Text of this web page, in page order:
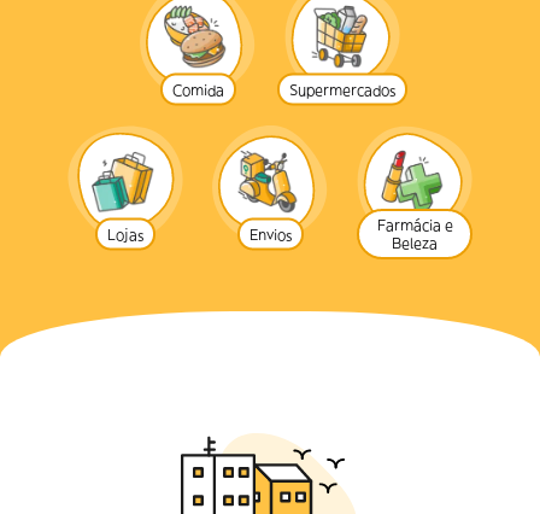
Comida Supermercados
Lojas Envios
Farmácia e
Beleza